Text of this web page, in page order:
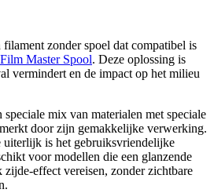
filament zonder spoel dat compatibel is
Master Spool. Deze oplossing is
vermindert en de impact op het milieu
mix van materialen met speciale
door zijn gemakkelijke verwerking.
is het gebruiksvriendelijke
voor modellen die een glanzende
effect vereisen, zonder zichtbare